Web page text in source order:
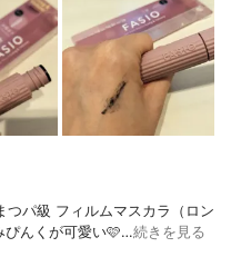
パ級 フィルムマスカラ⁡⁡（ロン
んくが可愛い🩷️⁡⁡…続きを見る